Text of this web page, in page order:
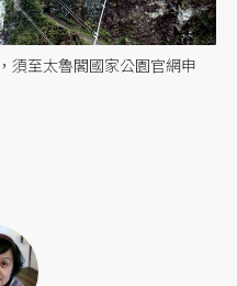
須至太魯閣國家公園官網申